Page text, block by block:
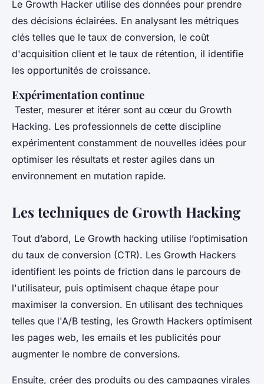
Le Growth Hacker utilise des données pour prendre
des décisions éclairées. En analysant les métriques
clés telles que le taux de conversion, le coût
d'acquisition client et le taux de rétention, il identifie
les opportunités de croissance.
Expérimentation continue
Tester, mesurer et itérer sont au cœur du Growth
Hacking. Les professionnels de cette discipline
expérimentent constamment de nouvelles idées pour
optimiser les résultats et rester agiles dans un
environnement en mutation rapide.
Les techniques de Growth Hacking
Tout d’abord, Le Growth hacking utilise l’optimisation
du taux de conversion (CTR). Les Growth Hackers
identifient les points de friction dans le parcours de
l'utilisateur, puis optimisent chaque étape pour
maximiser la conversion. En utilisant des techniques
telles que l'A/B testing, les Growth Hackers optimisent
les pages web, les emails et les publicités pour
augmenter le nombre de conversions.
Ensuite, créer des produits ou des campagnes virales